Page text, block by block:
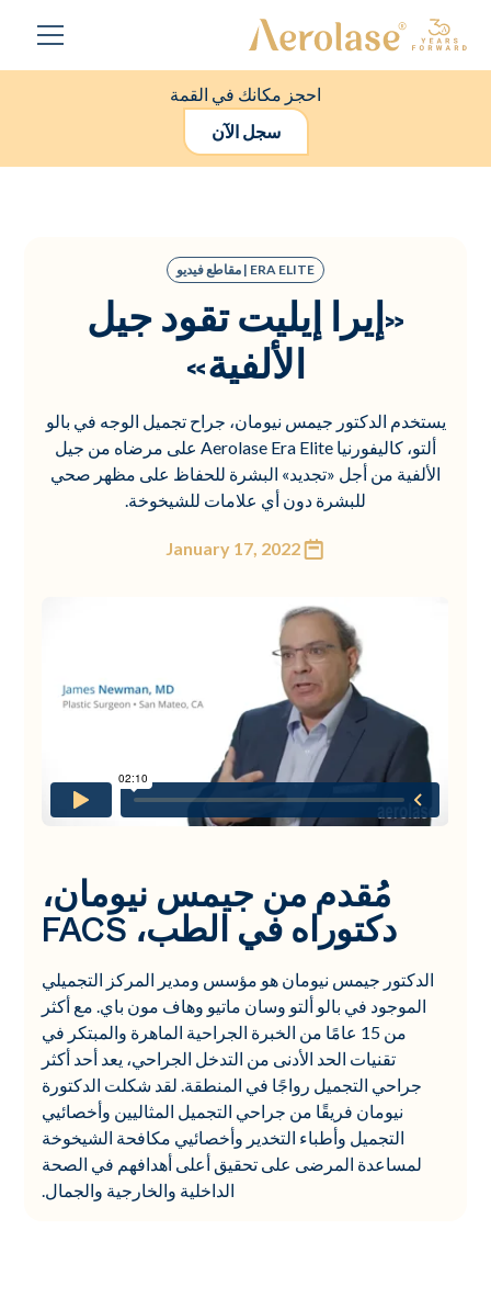
احجز مكانك في القمة
سجل الآن
ERA ELITE | مقاطع فيديو
«إيرا إيليت تقود جيل
الألفية»
يستخدم الدكتور جيمس نيومان، جراح تجميل الوجه في بالو
ألتو، كاليفورنيا Aerolase Era Elite على مرضاه من جيل
الألفية من أجل «تجديد» البشرة للحفاظ على مظهر صحي
للبشرة دون أي علامات للشيخوخة.
January 17, 2022
مُقدم من جيمس نيومان،
دكتوراه في الطب، FACS
الدكتور جيمس نيومان هو مؤسس ومدير المركز التجميلي
الموجود في بالو ألتو وسان ماتيو وهاف مون باي. مع أكثر
من 15 عامًا من الخبرة الجراحية الماهرة والمبتكر في
تقنيات الحد الأدنى من التدخل الجراحي، يعد أحد أكثر
جراحي التجميل رواجًا في المنطقة. لقد شكلت الدكتورة
نيومان فريقًا من جراحي التجميل المثاليين وأخصائيي
التجميل وأطباء التخدير وأخصائيي مكافحة الشيخوخة
لمساعدة المرضى على تحقيق أعلى أهدافهم في الصحة
الداخلية والخارجية والجمال.